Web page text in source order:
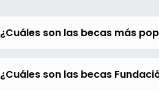
¿Cuáles son las becas más
¿Cuáles son las becas